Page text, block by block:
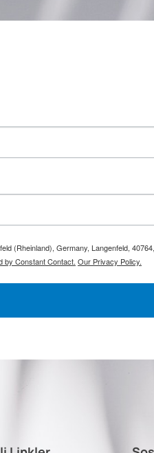
(Rheinland), Germany, Langenfeld,
by Constant Contact. Our Privacy Policy.